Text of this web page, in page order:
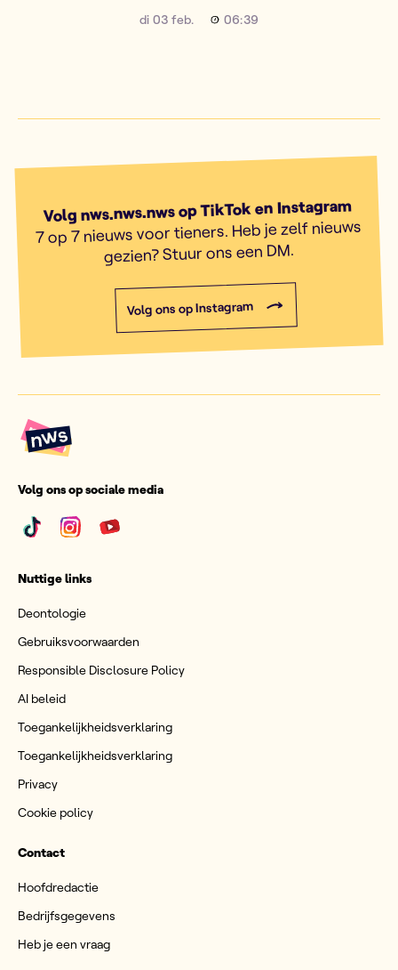
di 03 feb. 06:39
Volg nws.nws.nws op TikTok en Instagram
7 op 7 nieuws voor tieners. Heb je zelf nieuws
gezien? Stuur ons een DM.
Volg ons op Instagram
Volg ons op sociale media
Nuttige links
Deontologie
Gebruiksvoorwaarden
Responsible Disclosure Policy
AI beleid
Toegankelijkheidsverklaring
Toegankelijkheidsverklaring
Privacy
Cookie policy
Contact
Hoofdredactie
Bedrijfsgegevens
Heb je een vraag